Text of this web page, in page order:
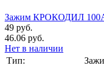
Зажим КРОКОДИЛ 100А
49 руб.
46.06 руб.
Нет в наличии
Тип: